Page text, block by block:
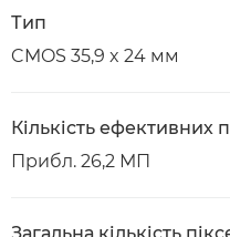
Тип
CMOS 35,9 x 24 мм
Кількість ефективних
Прибл. 26,2 МП